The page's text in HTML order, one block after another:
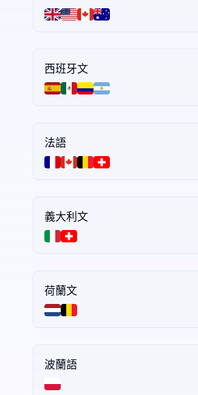
西班牙文
法語
義大利文
荷蘭文
波蘭語